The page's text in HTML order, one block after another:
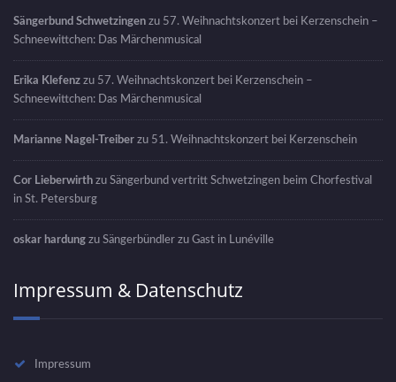
Sängerbund Schwetzingen zu 57. Weihnachtskonzert bei Kerzenschein –
Schneewittchen: Das Märchenmusical
Erika Klefenz zu 57. Weihnachtskonzert bei Kerzenschein –
Schneewittchen: Das Märchenmusical
Marianne Nagel-Treiber zu 51. Weihnachtskonzert bei Kerzenschein
Cor Lieberwirth zu Sängerbund vertritt Schwetzingen beim Chorfestival
in St. Petersburg
oskar hardung zu Sängerbündler zu Gast in Lunéville
Impressum & Datenschutz
Impressum